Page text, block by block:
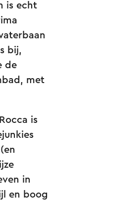
is echt
bij,
de
met
is
in
en boog